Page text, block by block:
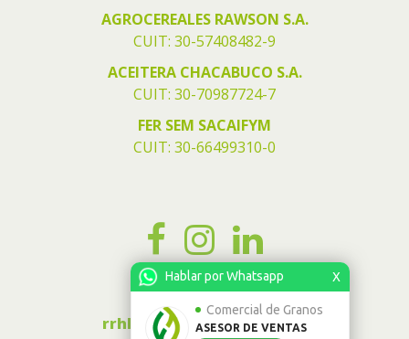
Hablar por Whatsapp X
Comercial de Granos
ASESOR DE VENTAS
AGROCEREALES RAWSON S.A.
CUIT: 30-57408482-9
ACEITERA CHACABUCO S.A.
CUIT: 30-70987724-7
FER SEM SACAIFYM
CUIT: 30-66499310-0
Envia tu CV
rrhh@grupoferrari.com.ar